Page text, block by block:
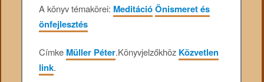
A könyv témakörei: MeditációÖnismeret és
önfejlesztés
Címke Müller Péter.Könyvjelzőkhöz Közvetlen
link.